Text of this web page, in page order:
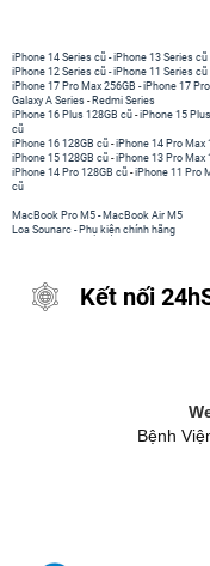
iPhone 14 Series cũ -iPhone 13 Series cũ
iPhone 12 Series cũ -iPhone 11 Series cũ
iPhone 17 Pro Max 256GB -iPhone 17
Galaxy A Series - Redmi Series
iPhone 16 Plus 128GB cũ -iPhone 15
cũ
iPhone 16 128GB cũ -iPhone 14 Pro Max
iPhone 15 128GB cũ -iPhone 13 Pro Max
iPhone 14 Pro 128GB cũ -iPhone 11 Pro
cũ
MacBook Pro M5 - MacBook Air M5
Loa Sounarc - Phụ kiện chính hãng
Kết nối
Bệnh